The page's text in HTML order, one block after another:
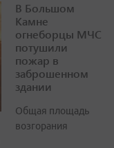
В Большом
Камне
огнеборцы МЧС
потушили
пожар в
заброшенном
здании
Общая площадь
возгорания